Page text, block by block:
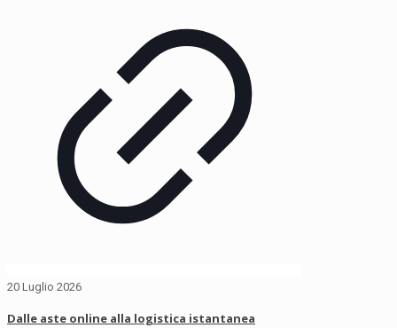
20 Luglio 2026
Dalle aste online alla logistica istantanea